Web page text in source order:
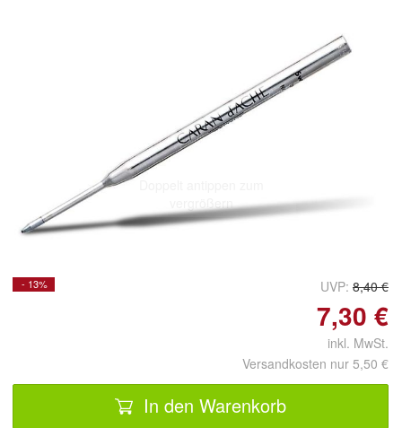
vergrößern
- 13% UVP: 8,40 €
7,30 €
inkl. MwSt.
Versandkosten nur 5,50 €
In den Warenkorb